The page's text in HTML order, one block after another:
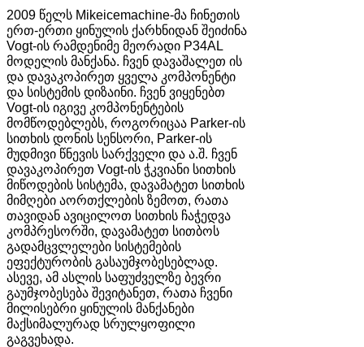
2009 წელს Mikeicemachine-მა ჩინეთის
ერთ-ერთი ყინულის ქარხნიდან შეიძინა
Vogt-ის რამდენიმე მეორადი P34AL
მოდელის მანქანა. ჩვენ დავაშალეთ ის
და დავაკოპირეთ ყველა კომპონენტი
და სისტემის დიზაინი. ჩვენ ვიყენებთ
Vogt-ის იგივე კომპონენტების
მომწოდებლებს, როგორიცაა Parker-ის
სითხის დონის სენსორი, Parker-ის
მუდმივი წნევის სარქველი და ა.შ. ჩვენ
დავაკოპირეთ Vogt-ის ჭკვიანი სითხის
მიწოდების სისტემა, დავამატეთ სითხის
მიმღები აორთქლების ზემოთ, რათა
თავიდან ავიცილოთ სითხის ჩაჭედვა
კომპრესორში, დავამატეთ სითბოს
გადამცვლელები სისტემების
ეფექტურობის გასაუმჯობესებლად.
ასევე, ამ ასლის საფუძველზე ბევრი
გაუმჯობესება შევიტანეთ, რათა ჩვენი
მილისებრი ყინულის მანქანები
მაქსიმალურად სრულყოფილი
გაგვეხადა.